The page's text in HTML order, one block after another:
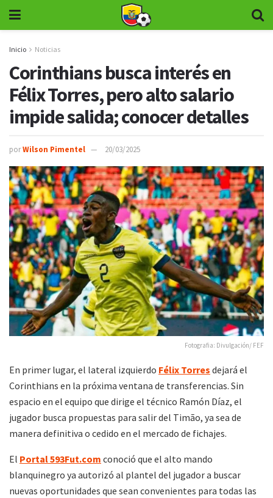
Inicio Noticias
Corinthians busca interés en
Félix Torres, pero alto salario
impide salida; conocer detalles
porWilson Pimentel 20/03/2025
Fotografia: Divulgación/ FEF
En primer lugar, el lateral izquierdo Félix Torres dejará el
Corinthians en la próxima ventana de transferencias. Sin
espacio en el equipo que dirige el técnico Ramón Díaz, el
jugador busca propuestas para salir del Timão, ya sea de
manera definitiva o cedido en el mercado de fichajes.
El Portal 593Fut.com conoció que el alto mando
blanquinegro ya autorizó al plantel del jugador a buscar
nuevas oportunidades que sean convenientes para todas las